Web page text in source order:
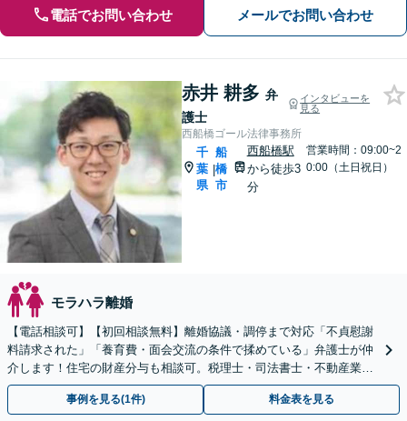
電話でお問い合わせ メールでお問い合わせ
赤井 耕多 弁
護士
インタビューを
見る
西船橋ゴール法律事務所
千
葉
県
|
船
橋
市
西船橋駅
から徒歩3
分
営業時間：09:00~2
0:00（土日祝日）
モラハラ離婚
【電話相談可】【初回相談無料】離婚協議・調停まで対応「不貞慰謝
料請求された」「養育費・面会交流の条件で揉めている」弁護士が仲
介します！住宅の財産分与も相談可。税理士・司法書士・不動産業者
と連携してサポート【夜間・休日面談可】【西船橋駅3分】
事例を見る(1件) 料金表を見る